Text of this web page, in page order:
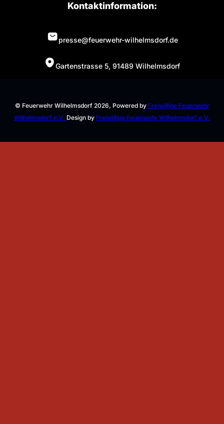
Kontaktinformation:
presse@feuerwehr-wilhelmsdorf.de
Gartenstrasse 5, 91489 Wilhelmsdorf
© Feuerwehr Wilhelmsdorf 2026, Powered by Freiwillige Feuerwehr
Wilhelmsdorf e.V. Design by Freiwillige Feuerwehr Wilhelmsdorf e.V.